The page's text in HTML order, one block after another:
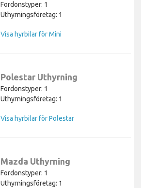
Fordonstyper: 1
Uthyrningsföretag: 1
Visa hyrbilar för Mini
Polestar Uthyrning
Fordonstyper: 1
Uthyrningsföretag: 1
Visa hyrbilar för Polestar
Mazda Uthyrning
Fordonstyper: 1
Uthyrningsföretag: 1